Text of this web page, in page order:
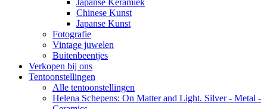
Japanse Keramiek
Chinese Kunst
Japanse Kunst
Fotografie
Vintage juwelen
Buitenbeentjes
Verkopen bij ons
Tentoonstellingen
Alle tentoonstellingen
Helena Schepens: On Matter and Light. Silver - Metal -